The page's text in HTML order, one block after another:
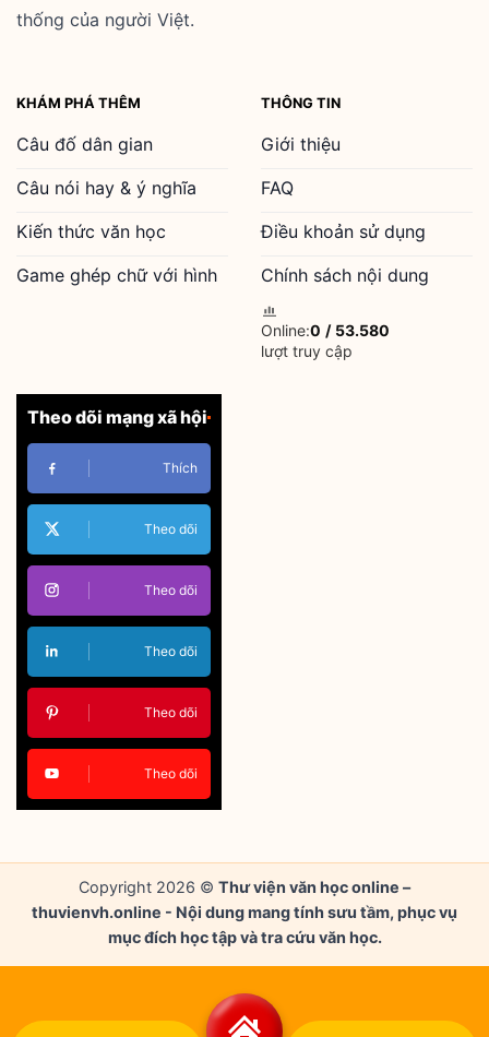
thống của người Việt.
KHÁM PHÁ THÊM
Câu đố dân gian
Câu nói hay & ý nghĩa
Kiến thức văn học
Game ghép chữ với hình
THÔNG TIN
Giới thiệu
FAQ
Điều khoản sử dụng
Chính sách nội dung
Online:0 / 53.580
lượt truy cập
Theo dõi mạng xã hội
Thích
Theo dõi
Theo dõi
Theo dõi
Theo dõi
Theo dõi
Copyright 2026 © Thư viện văn học online –
thuvienvh.online - Nội dung mang tính sưu tầm, phục vụ
mục đích học tập và tra cứu văn học.